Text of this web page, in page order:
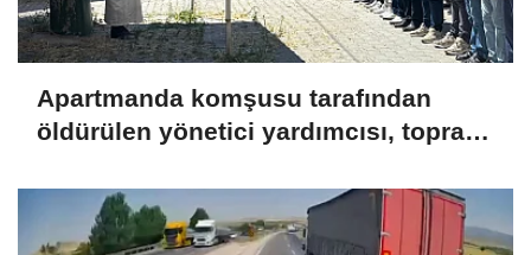
Apartmanda komşusu tarafından
öldürülen yönetici yardımcısı, toprağa